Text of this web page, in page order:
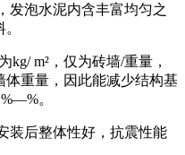
发泡水泥内含丰富均匀之
kg/ m²，仅为砖墙/重量，
重量，因此能减少结构基
。
装后整体性好，抗震性能